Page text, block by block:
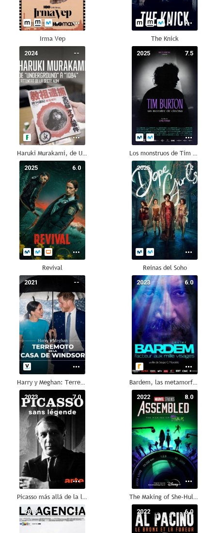
Irma Vep The Knick
--
2024
Haruki Murakami, de Underground a 1Q84
7.5
2025
Los monstruos de Tim Burton
6.0
2025
Revival
7.2
2025
Reinas del Soho
--
2021
Harry y Meghan: Terremoto en la Casa Windsor
6.0
2023
Bardem, las metamorfosis
7.0
2023
Picasso más allá de la leyenda
8.0
2022
The Making of She-Hulk: Attorney at Law
--
2019 6.0
2022